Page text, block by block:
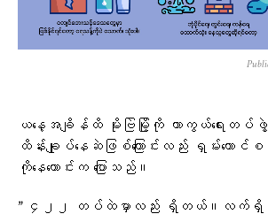
ယနေ့အချိန်ထိ မိုးဗြဲမြို့ကို ကာကွယ်ရေးတပ်
ထိန်းချုပ်နေဆဲဖြစ်ကြောင်းလည်း ရှမ်းတောင်
ကိုနေကောင်းက ပြောသည်။
” ၄၂၂ တပ်ထဲမှာလည်း ရှိတယ်။လက်ရှိ မိုး